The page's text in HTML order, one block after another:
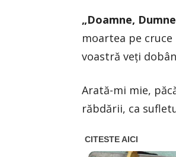
„Doamne,
moartea pe
voastră veţi
Arată-mi mie,
răbdării, ca